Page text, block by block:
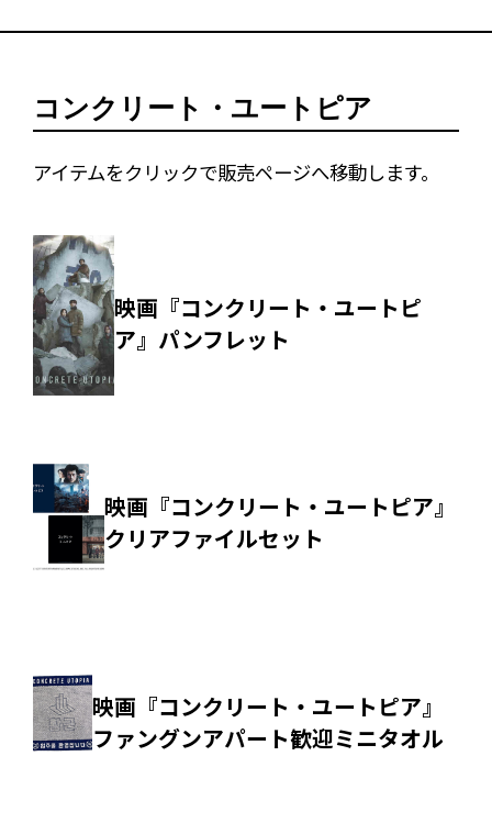
コンクリート・ユートピア
アイテムをクリックで販売ページへ移動します。
映画『コンクリート・ユートピ
ア』パンフレット
映画『コンクリート・ユートピア』
クリアファイルセット
映画『コンクリート・ユートピア』
ファングンアパート歓迎ミニタオル